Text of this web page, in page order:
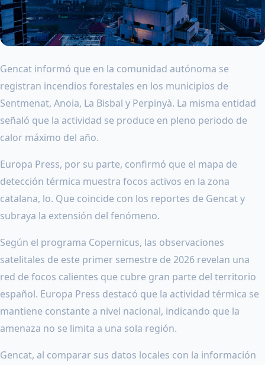
Gencat informó que en la comunidad autónoma se
registran incendios forestales en los municipios de
Sentmenat, Anoia, La Bisbal y Perpinyà. La misma entidad
señaló que la actividad se produce en pleno periodo de
calor máximo del año.
Europa Press, por su parte, confirmó que el mapa de
detección térmica muestra focos activos en la zona
catalana, lo. Que coincide con los reportes de Gencat y
subraya la extensión del fenómeno.
Según el programa Copernicus, las observaciones
satelitales de este primer semestre de 2026 revelan una
red de focos calientes que cubre gran parte del territorio
español. Europa Press destacó que la actividad térmica se
mantiene constante a nivel nacional, indicando que la
amenaza no se limita a una sola región.
Gencat, al comparar sus datos locales con la información